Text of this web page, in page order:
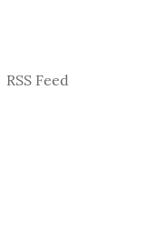
RSS Feed